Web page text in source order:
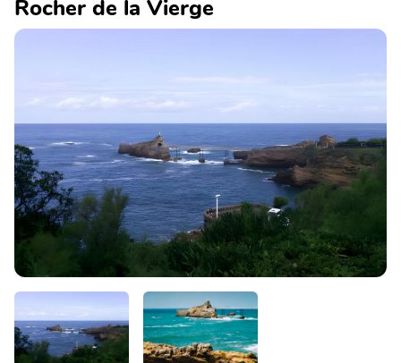
Rocher de la Vierge